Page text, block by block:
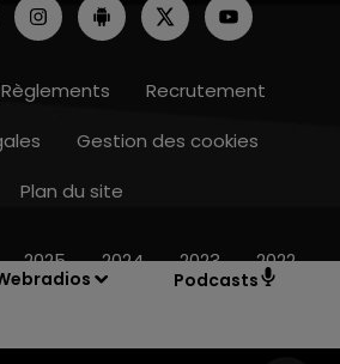
Podcasts
11h00 - 16h00
Règlements
Recrutement
Gestion des cookies
Plan du site
2025 2024 2023 2022